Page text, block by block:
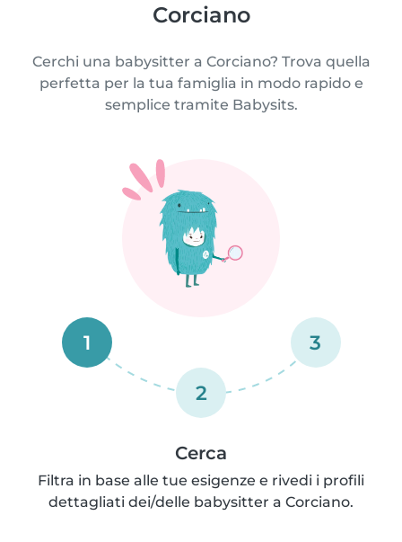
Corciano
Cerchi una babysitter a Corciano? Trova quella
perfetta per la tua famiglia in modo rapido e
semplice tramite Babysits.
1
2
3
Cerca
Filtra in base alle tue esigenze e rivedi i profili
dettagliati dei/delle babysitter a Corciano.